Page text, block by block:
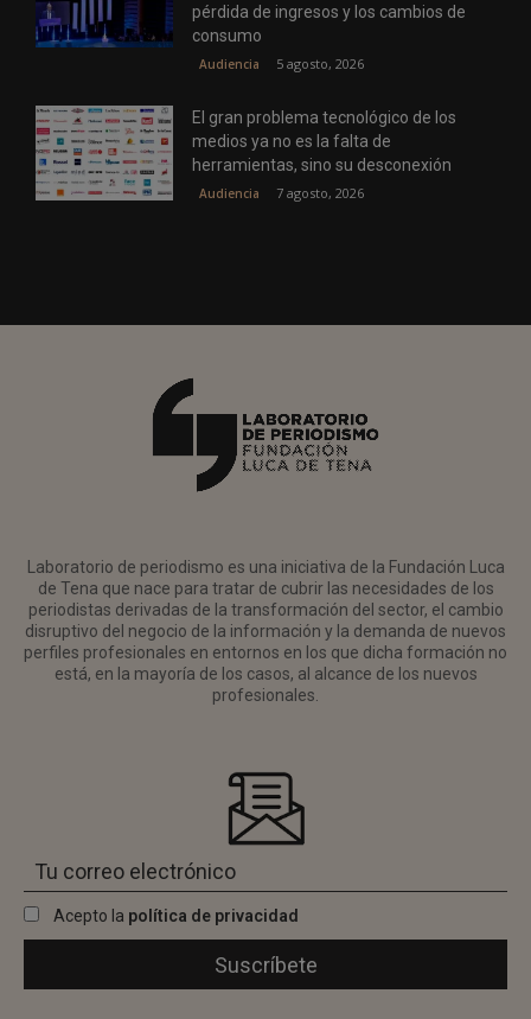
pérdida de ingresos y los cambios de
consumo
Audiencia 5 agosto, 2026
El gran problema tecnológico de los
medios ya no es la falta de
herramientas, sino su desconexión
Audiencia 7 agosto, 2026
Laboratorio de periodismo es una iniciativa de la Fundación Luca
de Tena que nace para tratar de cubrir las necesidades de los
periodistas derivadas de la transformación del sector, el cambio
disruptivo del negocio de la información y la demanda de nuevos
perfiles profesionales en entornos en los que dicha formación no
está, en la mayoría de los casos, al alcance de los nuevos
profesionales.
Acepto la política de privacidad